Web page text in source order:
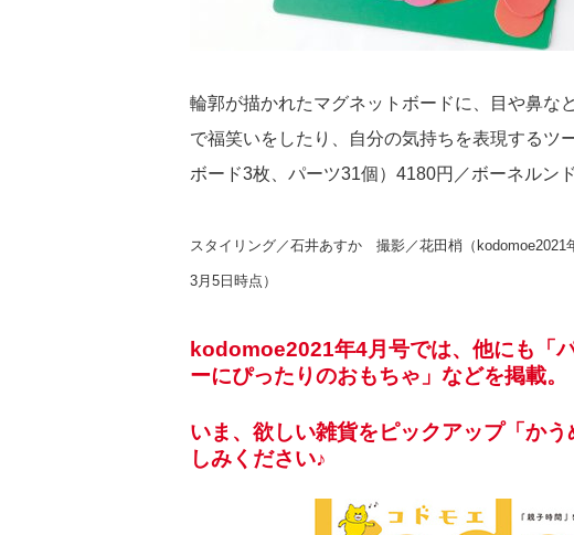
輪郭が描かれたマグネットボードに、目や鼻
で福笑いをしたり、自分の気持ちを表現するツ
ボード3枚、パーツ31個）4180円／ボーネルン
スタイリング／石井あすか 撮影／花田梢（
3月5日時点）
kodomoe2021年4月号では、他にも「
ーにぴったりのおもちゃ」などを掲載。
いま、欲しい雑貨をピックアップ「か
しみください♪